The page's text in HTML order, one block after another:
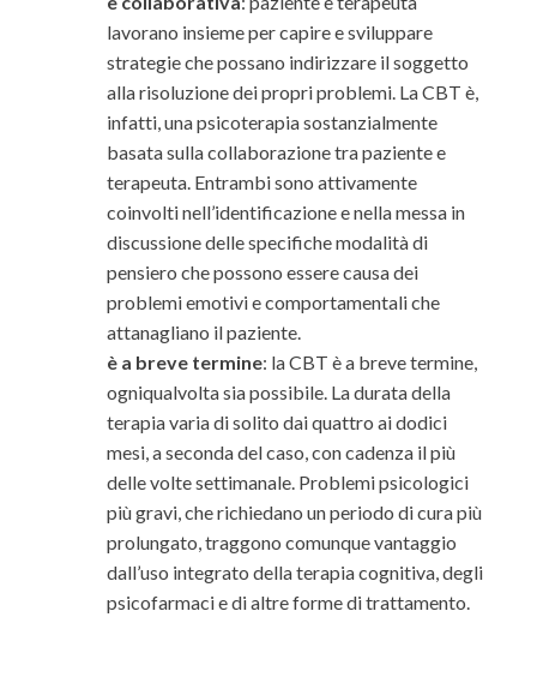
lavorano insieme per capire e sviluppare
strategie che possano indirizzare il soggetto
alla risoluzione dei propri problemi. La CBT è,
infatti, una psicoterapia sostanzialmente
basata sulla collaborazione tra paziente e
terapeuta. Entrambi sono attivamente
coinvolti nell’identificazione e nella messa in
discussione delle specifiche modalità di
pensiero che possono essere causa dei
problemi emotivi e comportamentali che
attanagliano il paziente.
è a breve termine: la CBT è a breve termine,
ogniqualvolta sia possibile. La durata della
terapia varia di solito dai quattro ai dodici
mesi, a seconda del caso, con cadenza il più
delle volte settimanale. Problemi psicologici
più gravi, che richiedano un periodo di cura più
prolungato, traggono comunque vantaggio
dall’uso integrato della terapia cognitiva, degli
psicofarmaci e di altre forme di trattamento.